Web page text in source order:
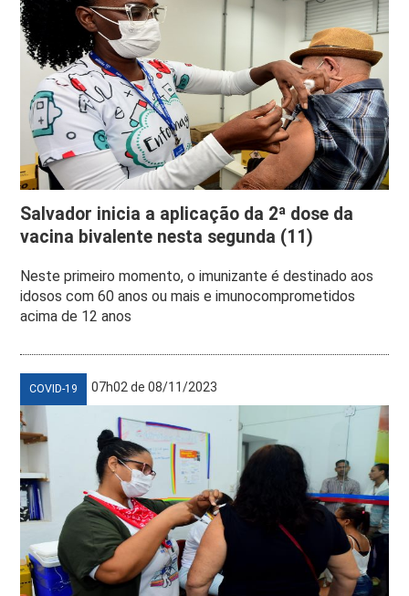
Salvador inicia a aplicação da 2ª dose da
vacina bivalente nesta segunda (11)
Neste primeiro momento, o imunizante é destinado aos
idosos com 60 anos ou mais e imunocomprometidos
acima de 12 anos
COVID-19 07h02 de 08/11/2023